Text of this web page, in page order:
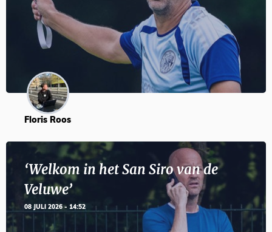
Floris Roos
‘Welkom in het San Siro van de
Veluwe’
08 JULI 2026 - 14:52